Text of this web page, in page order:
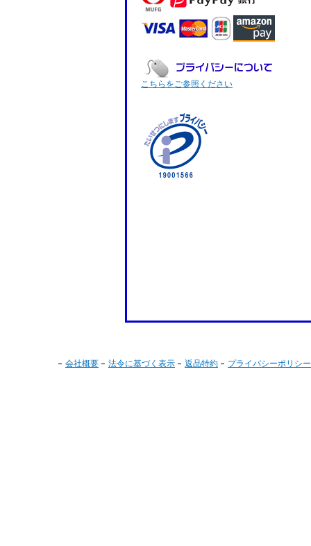
こちらをご参照ください
会社概要 法令に基づく表示 返品特約 プライバシーポリシー